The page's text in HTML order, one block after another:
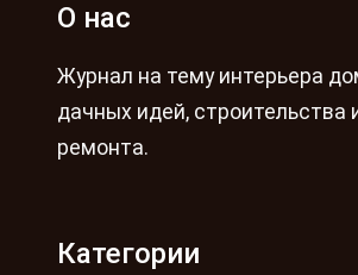
О нас
Журнал на тему интерьера
дачных идей, строительства
ремонта.
Категории